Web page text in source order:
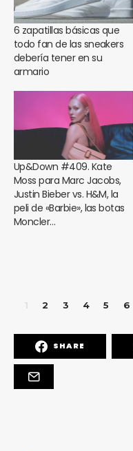
6 zapatillas básicas que
todo fan de las sneakers
debería tener en su
armario
Up&Down #409. Kate
Moss para Marc Jacobs,
Justin Bieber vs. H&M, la
peli de «Barbie», las botas
Moncler…
1 2 3 4 5 6
SHARE